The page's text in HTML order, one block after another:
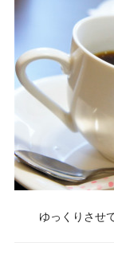
ゆっくりさせ